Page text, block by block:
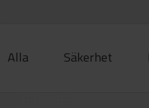
Alla Säkerhet